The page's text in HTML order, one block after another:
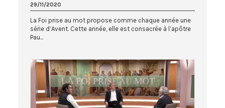
29/11/2020
La Foi prise au mot propose comme chaque année une
série d’Avent. Cette année, elle est consacrée à l’apôtre
Pau...